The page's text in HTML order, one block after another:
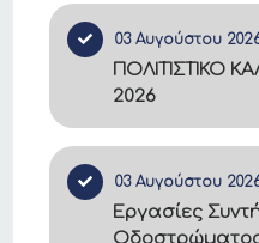
03 Αυγούστου
ΠΟΛΙΤΙΣΤΙΚΟ
2026
03 Αυγούστου
Εργασίες